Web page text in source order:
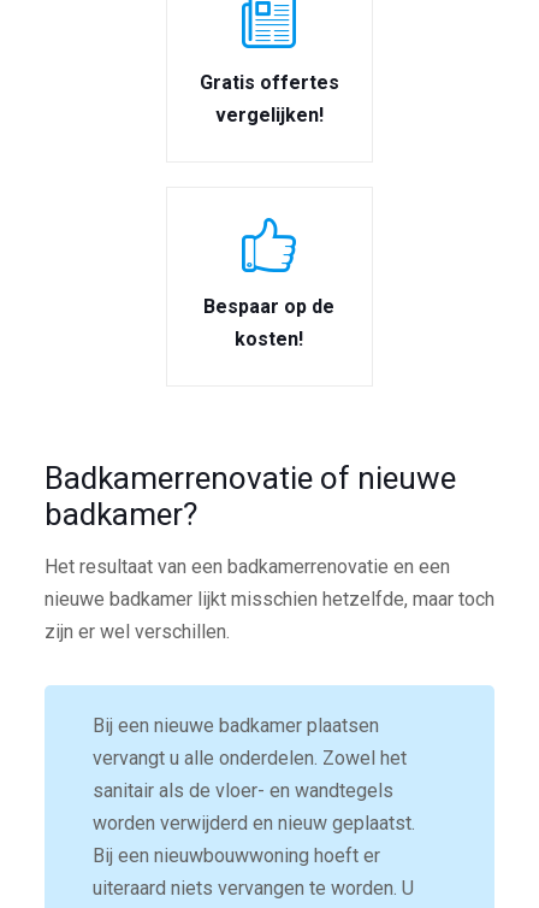
Gratis offertes
vergelijken!
Bespaar op de
kosten!
Badkamerrenovatie of nieuwe
badkamer?
Het resultaat van een badkamerrenovatie en een
nieuwe badkamer lijkt misschien hetzelfde, maar toch
zijn er wel verschillen.
Bij een nieuwe badkamer plaatsen
vervangt u alle onderdelen. Zowel het
sanitair als de vloer- en wandtegels
worden verwijderd en nieuw geplaatst.
Bij een nieuwbouwwoning hoeft er
uiteraard niets vervangen te worden. U